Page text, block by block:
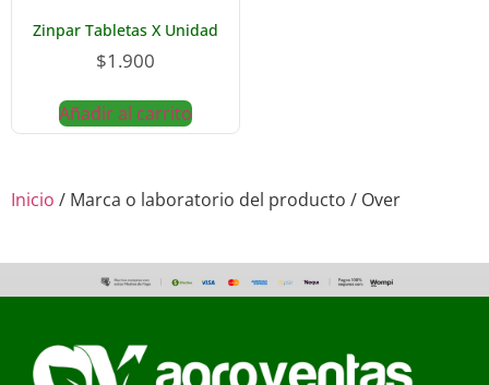
Inicio / Marca o laboratorio del producto / Over
Zinpar Tabletas X Unidad
$1.900
Añadir al carrito